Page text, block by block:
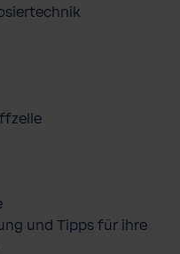
und Tipps für ihre